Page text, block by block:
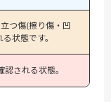
つ傷(擦り傷・凹
状態です。
される状態。